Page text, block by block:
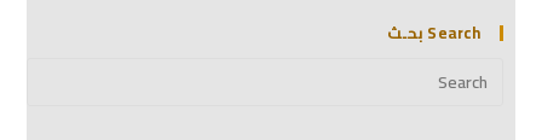
Search بحـث